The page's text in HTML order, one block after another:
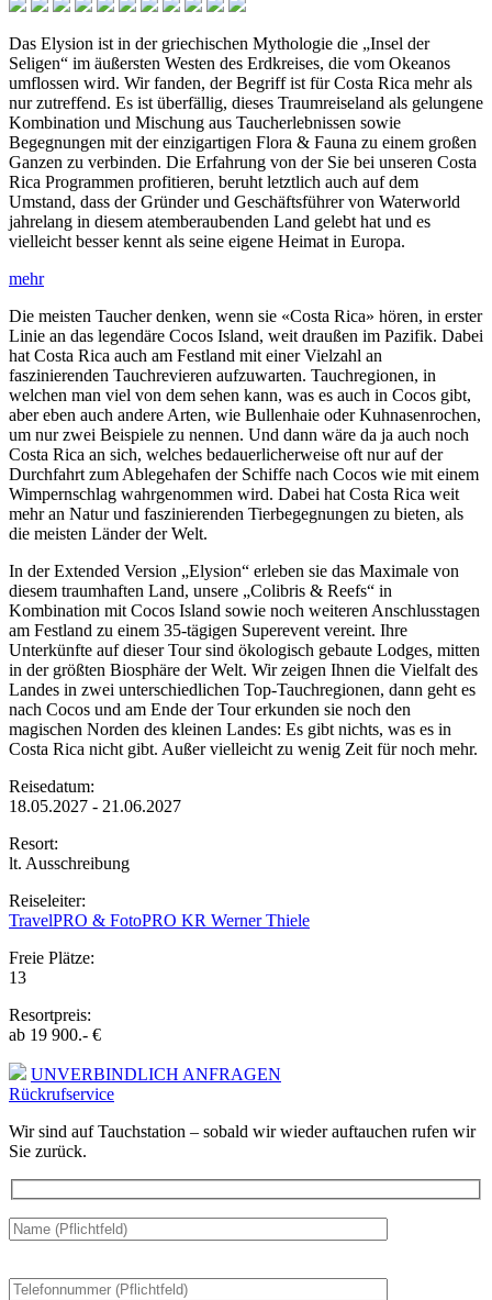
Das Elysion ist in der griechischen Mythologie die „Insel der
Seligen“ im äußersten Westen des Erdkreises, die vom Okeanos
umflossen wird. Wir fanden, der Begriff ist für Costa Rica mehr als
nur zutreffend. Es ist überfällig, dieses Traumreiseland als gelungene
Kombination und Mischung aus Taucherlebnissen sowie
Begegnungen mit der einzigartigen Flora & Fauna zu einem großen
Ganzen zu verbinden. Die Erfahrung von der Sie bei unseren Costa
Rica Programmen profitieren, beruht letztlich auch auf dem
Umstand, dass der Gründer und Geschäftsführer von Waterworld
jahrelang in diesem atemberaubenden Land gelebt hat und es
vielleicht besser kennt als seine eigene Heimat in Europa.
Die meisten Taucher denken, wenn sie «Costa Rica» hören, in erster
Linie an das legendäre Cocos Island, weit draußen im Pazifik. Dabei
hat Costa Rica auch am Festland mit einer Vielzahl an
faszinierenden Tauchrevieren aufzuwarten. Tauchregionen, in
welchen man viel von dem sehen kann, was es auch in Cocos gibt,
aber eben auch andere Arten, wie Bullenhaie oder Kuhnasenrochen,
um nur zwei Beispiele zu nennen. Und dann wäre da ja auch noch
Costa Rica an sich, welches bedauerlicherweise oft nur auf der
Durchfahrt zum Ablegehafen der Schiffe nach Cocos wie mit einem
Wimpernschlag wahrgenommen wird. Dabei hat Costa Rica weit
mehr an Natur und faszinierenden Tierbegegnungen zu bieten, als
die meisten Länder der Welt.
In der Extended Version „Elysion“ erleben sie das Maximale von
diesem traumhaften Land, unsere „Colibris & Reefs“ in
Kombination mit Cocos Island sowie noch weiteren Anschlusstagen
am Festland zu einem 35-tägigen Superevent vereint. Ihre
Unterkünfte auf dieser Tour sind ökologisch gebaute Lodges, mitten
in der größten Biosphäre der Welt. Wir zeigen Ihnen die Vielfalt des
Landes in zwei unterschiedlichen Top-Tauchregionen, dann geht es
nach Cocos und am Ende der Tour erkunden sie noch den
magischen Norden des kleinen Landes: Es gibt nichts, was es in
Costa Rica nicht gibt. Außer vielleicht zu wenig Zeit für noch mehr.
Reisedatum:
18.05.2027 - 21.06.2027
Resort:
lt. Ausschreibung
Reiseleiter:
TravelPRO & FotoPRO KR Werner Thiele
Freie Plätze:
13
Resortpreis:
ab 19 900.- €
UNVERBINDLICH ANFRAGEN
Rückrufservice
Wir sind auf Tauchstation – sobald wir wieder auftauchen rufen wir
Sie zurück.
lasse